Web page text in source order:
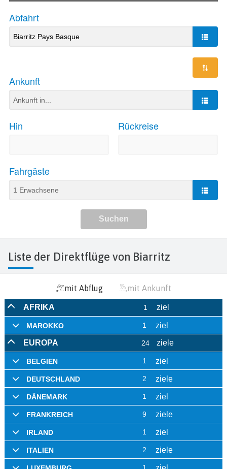
Liste der Direktflüge von Biarritz
mit Abflug mit Ankunft